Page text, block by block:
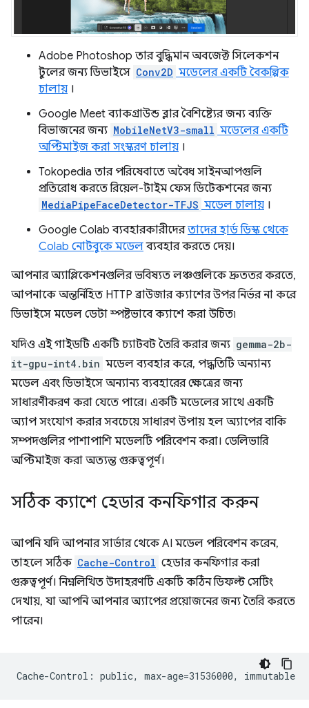
Adobe Photoshop তার বুদ্ধিমান অবজেক্ট সিলেকশন
টুলের জন্য ডিভাইসে Conv2D মডেলের একটি বৈকল্পিক
চালায় ।
Google Meet ব্যাকগ্রাউন্ড ব্লার বৈশিষ্ট্যের জন্য ব্যক্তি
বিভাজনের জন্য MobileNetV3-small মডেলের একটি
অপ্টিমাইজ করা সংস্করণ চালায় ।
Tokopedia তার পরিষেবাতে অবৈধ সাইনআপগুলি
প্রতিরোধ করতে রিয়েল-টাইম ফেস ডিটেকশনের জন্য
MediaPipeFaceDetector-TFJS মডেল চালায় ।
Google Colab ব্যবহারকারীদেরতাদের হার্ড ডিস্ক থেকে
Colab নোটবুকে মডেলব্যবহার করতে দেয়।
আপনার অ্যাপ্লিকেশনগুলির ভবিষ্যত লঞ্চগুলিকে দ্রুততর করতে,
আপনাকে অন্তর্নিহিত HTTP ব্রাউজার ক্যাশের উপর নির্ভর না করে
ডিভাইসে মডেল ডেটা স্পষ্টভাবে ক্যাশে করা উচিত৷
যদিও এই গাইডটি একটি চ্যাটবট তৈরি করার জন্য gemma-2b-
it-gpu-int4.bin মডেল ব্যবহার করে, পদ্ধতিটি অন্যান্য
মডেল এবং ডিভাইসে অন্যান্য ব্যবহারের ক্ষেত্রের জন্য
সাধারণীকরণ করা যেতে পারে। একটি মডেলের সাথে একটি
অ্যাপ সংযোগ করার সবচেয়ে সাধারণ উপায় হল অ্যাপের বাকি
সম্পদগুলির পাশাপাশি মডেলটি পরিবেশন করা। ডেলিভারি
অপ্টিমাইজ করা অত্যন্ত গুরুত্বপূর্ণ।
সঠিক ক্যাশে হেডার কনফিগার করুন
আপনি যদি আপনার সার্ভার থেকে AI মডেল পরিবেশন করেন,
তাহলে সঠিক Cache-Control হেডার কনফিগার করা
গুরুত্বপূর্ণ। নিম্নলিখিত উদাহরণটি একটি কঠিন ডিফল্ট সেটিং
দেখায়, যা আপনি আপনার অ্যাপের প্রয়োজনের জন্য তৈরি করতে
পারেন।